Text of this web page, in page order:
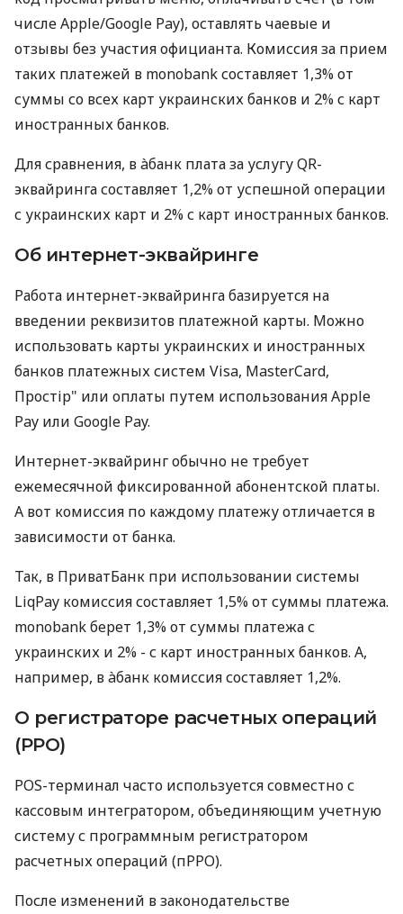
числе Apple/Google Pay), оставлять чаевые и
отзывы без участия официанта. Комиссия за прием
таких платежей в monobank составляет 1,3% от
суммы со всех карт украинских банков и 2% с карт
иностранных банков.
Для сравнения, в àбанк плата за услугу QR-
эквайринга составляет 1,2% от успешной операции
с украинских карт и 2% с карт иностранных банков.
Об интернет-эквайринге
Работа интернет-эквайринга базируется на
введении реквизитов платежной карты. Можно
использовать карты украинских и иностранных
банков платежных систем Visa, MasterCard,
Простір" или оплаты путем использования Apple
Pay или Google Pay.
Интернет-эквайринг обычно не требует
ежемесячной фиксированной абонентской платы.
А вот комиссия по каждому платежу отличается в
зависимости от банка.
Так, в ПриватБанк при использовании системы
LiqPay комиссия составляет 1,5% от суммы платежа.
monobank берет 1,3% от суммы платежа с
украинских и 2% - с карт иностранных банков. А,
например, в àбанк комиссия составляет 1,2%.
О регистраторе расчетных операций
(РРО)
POS-терминал часто используется совместно с
кассовым интегратором, объединяющим учетную
систему с программным регистратором
расчетных операций (пРРО).
После изменений в законодательстве